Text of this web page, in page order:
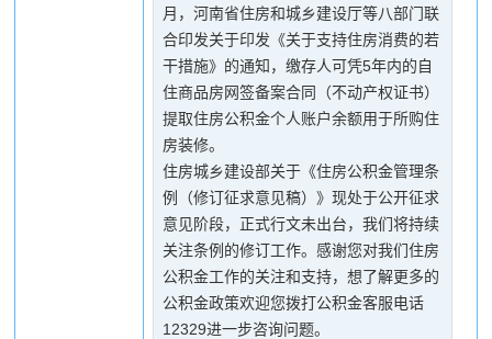
月，河南省住房和城乡建设厅等八部门联
合印发关于印发《关于支持住房消费的若
干措施》的通知，缴存人可凭5年内的自
住商品房网签备案合同（不动产权证书）
提取住房公积金个人账户余额用于所购住
房装修。
住房城乡建设部关于《住房公积金管理条
例（修订征求意见稿）》现处于公开征求
意见阶段，正式行文未出台，我们将持续
关注条例的修订工作。感谢您对我们住房
公积金工作的关注和支持，想了解更多的
公积金政策欢迎您拨打公积金客服电话
12329进一步咨询问题。